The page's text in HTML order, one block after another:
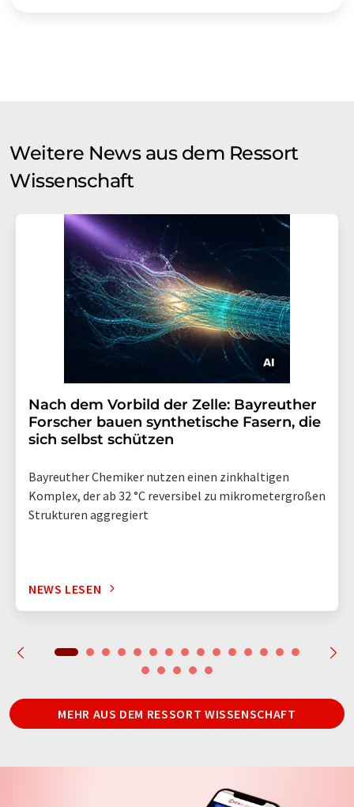
Weitere News aus dem Ressort
Wissenschaft
Nach dem Vorbild der Zelle: Bayreuther
Forscher bauen synthetische Fasern, die
sich selbst schützen
Bayreuther Chemiker nutzen einen zinkhaltigen
Komplex, der ab 32 °C reversibel zu mikrometergroßen
Strukturen aggregiert
NEWS LESEN
MEHR AUS DEM RESSORT WISSENSCHAFT